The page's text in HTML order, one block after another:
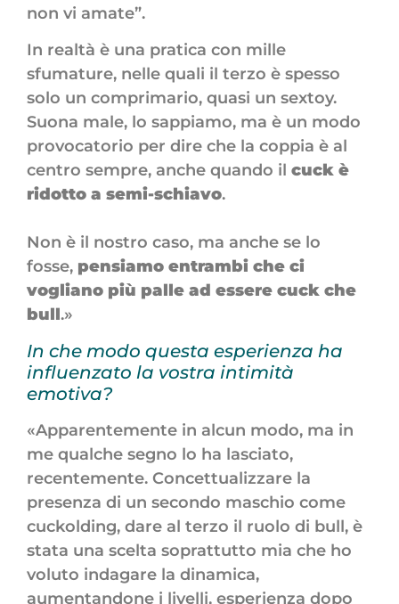
non vi amate”.
In realtà è una pratica con mille
sfumature, nelle quali il terzo è spesso
solo un comprimario, quasi un sextoy.
Suona male, lo sappiamo, ma è un modo
provocatorio per dire che la coppia è al
centro sempre, anche quando il cuck è
ridotto a semi-schiavo.
Non è il nostro caso, ma anche se lo
fosse, pensiamo entrambi che ci
vogliano più palle ad essere cuck che
bull.»
In che modo questa esperienza ha
influenzato la vostra intimità
emotiva?
«Apparentemente in alcun modo, ma in
me qualche segno lo ha lasciato,
recentemente. Concettualizzare la
presenza di un secondo maschio come
cuckolding, dare al terzo il ruolo di bull, è
stata una scelta soprattutto mia che ho
voluto indagare la dinamica,
aumentandone i livelli, esperienza dopo